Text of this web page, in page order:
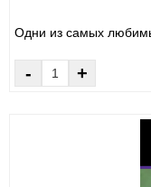
Одни из самых
- +